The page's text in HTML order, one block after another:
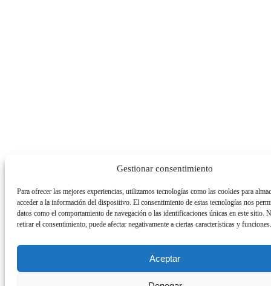
Gestionar consentimiento
Para ofrecer las mejores experiencias, utilizamos tecnologías como las cookies para
acceder a la información del dispositivo. El consentimiento de estas tecnologías nos
datos como el comportamiento de navegación o las identificaciones únicas en este sitio.
retirar el consentimiento, puede afectar negativamente a ciertas características y funciones.
Aceptar